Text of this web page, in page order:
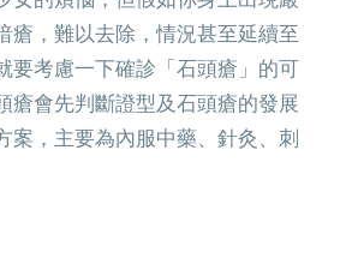
瘡，難以去除，情況甚至延續至
要考慮一下確診「石頭瘡」的可
瘡會先判斷證型及石頭瘡的發展
案，主要為內服中藥、針灸、刺